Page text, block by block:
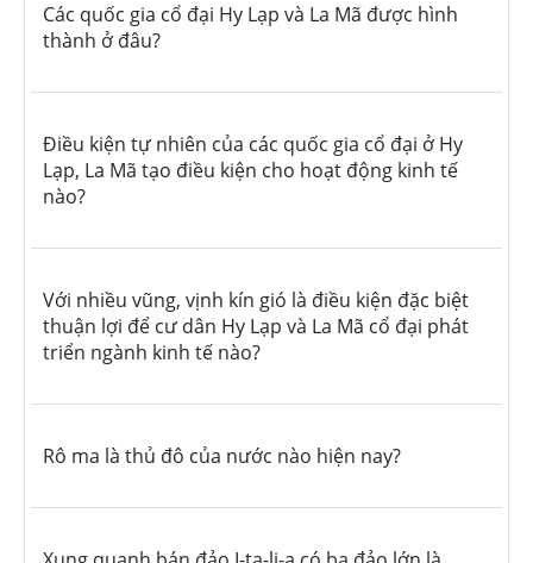
Các quốc gia cổ đại Hy Lạp và La Mã được hình
thành ở đâu?
Điều kiện tự nhiên của các quốc gia cổ đại ở Hy
Lạp, La Mã tạo điều kiện cho hoạt động kinh tế
nào?
Với nhiều vũng, vịnh kín gió là điều kiện đặc biệt
thuận lợi để cư dân Hy Lạp và La Mã cổ đại phát
triển ngành kinh tế nào?
Rô ma là thủ đô của nước nào hiện nay?